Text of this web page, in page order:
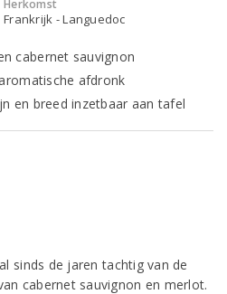
Herkomst
Frankrijk - Languedoc
cabernet sauvignon
afdronk
en breed inzetbaar aan tafel
sinds de jaren tachtig van de
cabernet sauvignon en merlot.